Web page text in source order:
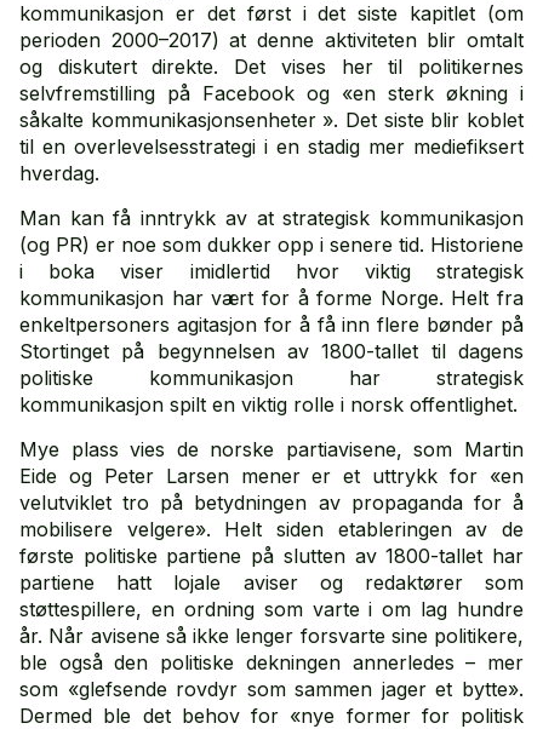
kommunikasjon er det først i det siste kapitlet (om
perioden 2000–2017) at denne aktiviteten blir omtalt
og diskutert direkte. Det vises her til politikernes
selvfremstilling på Facebook og «en sterk økning i
såkalte kommunikasjonsenheter ». Det siste blir koblet
til en overlevelsesstrategi i en stadig mer mediefiksert
hverdag.
Man kan få inntrykk av at strategisk kommunikasjon
(og PR) er noe som dukker opp i senere tid. Historiene
i boka viser imidlertid hvor viktig strategisk
kommunikasjon har vært for å forme Norge. Helt fra
enkeltpersoners agitasjon for å få inn flere bønder på
Stortinget på begynnelsen av 1800-tallet til dagens
politiske kommunikasjon har strategisk
kommunikasjon spilt en viktig rolle i norsk offentlighet.
Mye plass vies de norske partiavisene, som Martin
Eide og Peter Larsen mener er et uttrykk for «en
velutviklet tro på betydningen av propaganda for å
mobilisere velgere». Helt siden etableringen av de
første politiske partiene på slutten av 1800-tallet har
partiene hatt lojale aviser og redaktører som
støttespillere, en ordning som varte i om lag hundre
år. Når avisene så ikke lenger forsvarte sine politikere,
ble også den politiske dekningen annerledes – mer
som «glefsende rovdyr som sammen jager et bytte».
Dermed ble det behov for «nye former for politisk